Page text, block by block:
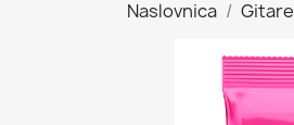
Naslovnica Gitare